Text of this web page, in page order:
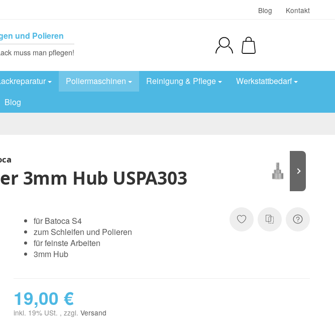
Blog Kontakt
und Polieren
muss man pflegen!
Poliermaschinen Reinigung & Pflege
Werkstattbedarf
Blog
3mm Hub USPA303
für Batoca S4
zum Schleifen und Polieren
für feinste Arbeiten
3mm Hub
19,00 €
inkl. 19% USt. , zzgl. Versand